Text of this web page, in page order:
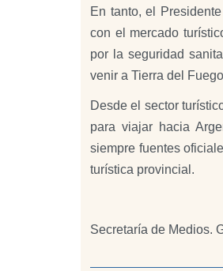
En tanto, el
con el mercado
por la seguridad
venir a Tierra del
Desde el sector
para viajar hacia
siempre fuentes
turística provincial.
Secretaría de Medios.